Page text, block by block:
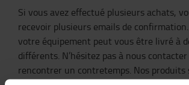
Si vous avez effectué plusieurs achats,
recevoir plusieurs emails de
votre équipement peut vous être livré à
différents. N’hésitez pas à nous
rencontrer un contretemps. Nos produits